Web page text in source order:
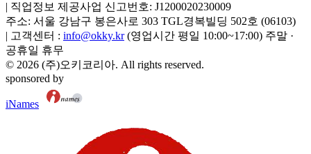
| 직업정보 제공사업 신고번호: J1200020230009
주소: 서울 강남구 봉은사로 303 TGL경복빌딩 502호 (06103)
| 고객센터 : info@okky.kr (영업시간 평일 10:00~17:00) 주말 ·
공휴일 휴무
© 2026 (주)오키코리아. All rights reserved.
sponsored by
iNames